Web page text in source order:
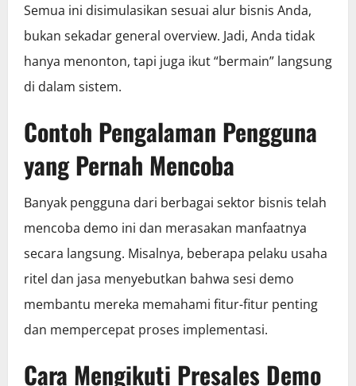
Semua ini disimulasikan sesuai alur bisnis Anda,
bukan sekadar general overview. Jadi, Anda tidak
hanya menonton, tapi juga ikut “bermain” langsung
di dalam sistem.
Contoh Pengalaman Pengguna
yang Pernah Mencoba
Banyak pengguna dari berbagai sektor bisnis telah
mencoba demo ini dan merasakan manfaatnya
secara langsung. Misalnya, beberapa pelaku usaha
ritel dan jasa menyebutkan bahwa sesi demo
membantu mereka memahami fitur-fitur penting
dan mempercepat proses implementasi.
Cara Mengikuti Presales Demo